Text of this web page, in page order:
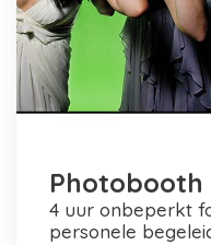
Photobooth
4 uur onbeperkt foto's maken en printen +
personele